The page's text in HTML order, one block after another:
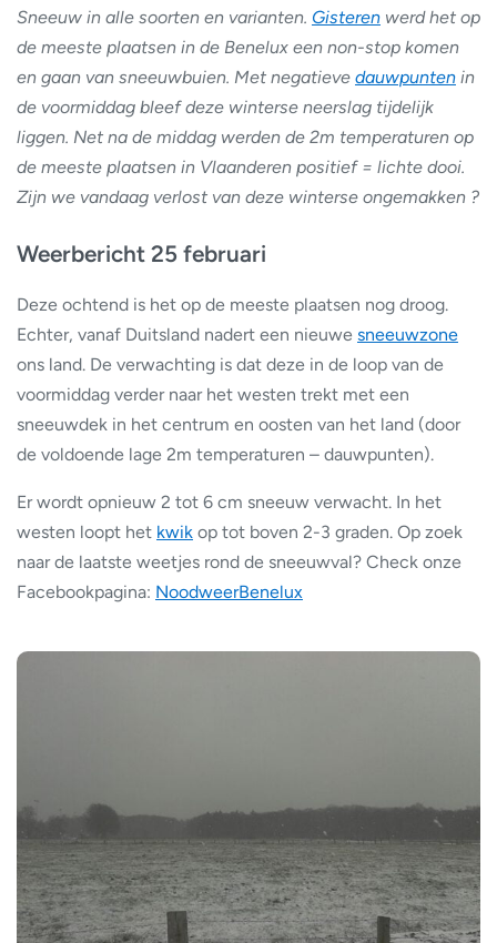
Sneeuw in alle soorten en varianten. Gisteren werd het op
de meeste plaatsen in de Benelux een non-stop komen
en gaan van sneeuwbuien. Met negatieve dauwpunten in
de voormiddag bleef deze winterse neerslag tijdelijk
liggen. Net na de middag werden de 2m temperaturen op
de meeste plaatsen in Vlaanderen positief = lichte dooi.
Zijn we vandaag verlost van deze winterse ongemakken ?
Weerbericht 25 februari
Deze ochtend is het op de meeste plaatsen nog droog.
Echter, vanaf Duitsland nadert een nieuwe sneeuwzone
ons land. De verwachting is dat deze in de loop van de
voormiddag verder naar het westen trekt met een
sneeuwdek in het centrum en oosten van het land (door
de voldoende lage 2m temperaturen – dauwpunten).
Er wordt opnieuw 2 tot 6 cm sneeuw verwacht. In het
westen loopt het kwik op tot boven 2-3 graden. Op zoek
naar de laatste weetjes rond de sneeuwval? Check onze
Facebookpagina: NoodweerBenelux